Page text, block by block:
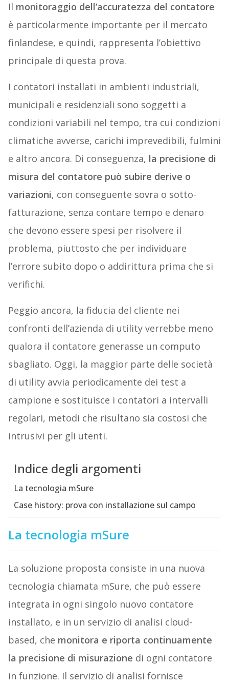
Il monitoraggio dell’accuratezza del contatore
è particolarmente importante per il mercato
finlandese, e quindi, rappresenta l’obiettivo
principale di questa prova.
I contatori installati in ambienti industriali,
municipali e residenziali sono soggetti a
condizioni variabili nel tempo, tra cui condizioni
climatiche avverse, carichi imprevedibili, fulmini
e altro ancora. Di conseguenza, la precisione di
misura del contatore può subire derive o
variazioni, con conseguente sovra o sotto-
fatturazione, senza contare tempo e denaro
che devono essere spesi per risolvere il
problema, piuttosto che per individuare
l’errore subito dopo o addirittura prima che si
verifichi.
Peggio ancora, la fiducia del cliente nei
confronti dell’azienda di utility verrebbe meno
qualora il contatore generasse un computo
sbagliato. Oggi, la maggior parte delle società
di utility avvia periodicamente dei test a
campione e sostituisce i contatori a intervalli
regolari, metodi che risultano sia costosi che
intrusivi per gli utenti.
Indice degli argomenti
La tecnologia mSure
Case history: prova con installazione sul campo
La tecnologia mSure
La soluzione proposta consiste in una nuova
tecnologia chiamata mSure, che può essere
integrata in ogni singolo nuovo contatore
installato, e in un servizio di analisi cloud-
based, che monitora e riporta continuamente
la precisione di misurazione di ogni contatore
in funzione. Il servizio di analisi fornisce